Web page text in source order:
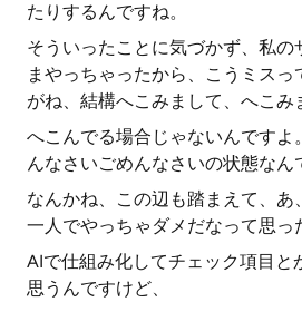
たりするんですね。
そういったことに気づかず、私の
まやっちゃったから、こうミス
がね、結構へこみまして、へこみ
へこんでる場合じゃないんですよ
んなさいごめんなさいの状態なん
なんかね、この辺も踏まえて、
一人でやっちゃダメだなって思っ
AIで仕組み化してチェック項目と
思うんですけど、